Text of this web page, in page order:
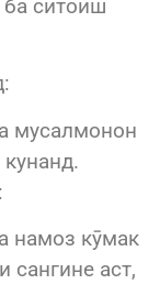
ба ситоиш
мусалмонон
намоз кӯмак
сангине аст,